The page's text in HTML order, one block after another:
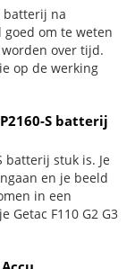
batterij na
om te weten
over tijd.
op de werking
S batterij
batterij stuk is. Je
en je beeld
in een
Getac F110 G2 G3